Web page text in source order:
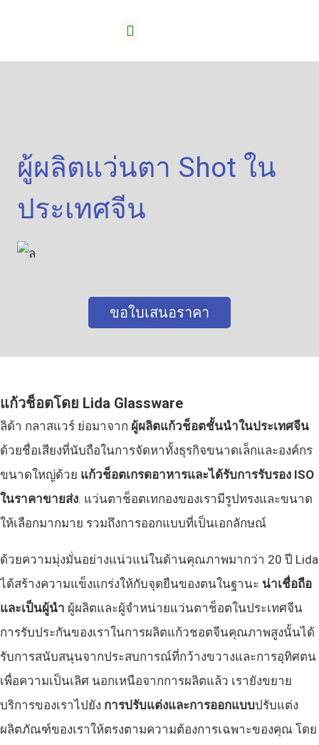
ผู้ผลิตแว่นตา Shot ใน
ประเทศจีน
ขอใบเสนอราคา
แก้วช็อตโดย Lida Glassware
ลิด้า กลาสแวร์ ย่อมาจาก ผู้ผลิตแก้วช็อตชั้นนำในประเทศจีน
ด้วยชื่อเสียงที่นับถือในการจัดหาทั้งธุรกิจขนาดเล็กและองค์กร
ขนาดใหญ่ด้วย แก้วช็อตเกรดอาหารและได้รับการรับรอง ISO
ในราคาขายส่ง. แว่นตาช็อตเทกองของเรามีรูปทรงและขนาด
ให้เลือกมากมาย รวมถึงการออกแบบที่เป็นเอกลักษณ์
ด้วยความมุ่งมั่นอย่างแน่วแน่ในด้านคุณภาพมากว่า 20 ปี Lida
ได้สร้างความแข็งแกร่งให้กับจุดยืนของตนในฐานะ น่าเชื่อถือ
และเป็นผู้นำ ผู้ผลิตและผู้จำหน่ายแว่นตาช็อตในประเทศจีน
การรับประกันของเราในการผลิตแก้วชอตจีนคุณภาพสูงนั้นได้
รับการสนับสนุนจากประสบการณ์ที่กว้างขวางและการอุทิศตน
เพื่อความเป็นเลิศ นอกเหนือจากการผลิตแล้ว เรายังขยาย
บริการของเราไปยัง การปรับแต่งและการออกแบบปรับแต่ง
ผลิตภัณฑ์ของเราให้ตรงตามความต้องการเฉพาะของคุณ โดย